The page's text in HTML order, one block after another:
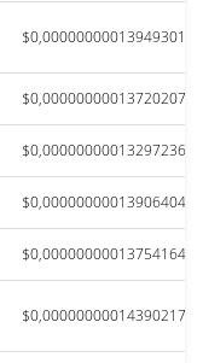
$0,00000000013949301
$0,00000000013720207
$0,00000000013297236
$0,00000000013906404
$0,00000000013754164
$0,00000000014390217